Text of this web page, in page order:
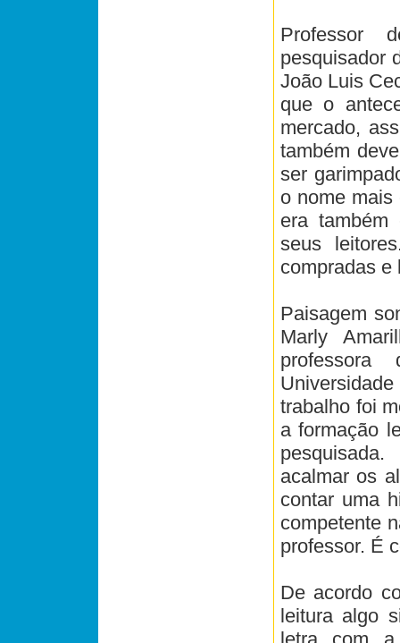
Professor
pesquisador
João Luis
que o
mercado,
também
ser
o nome
era também
seus
compradas e
Paisagem
Marly
trabalho foi
a formação
acalmar os
contar uma
competente
professor. É
De acordo
leitura algo